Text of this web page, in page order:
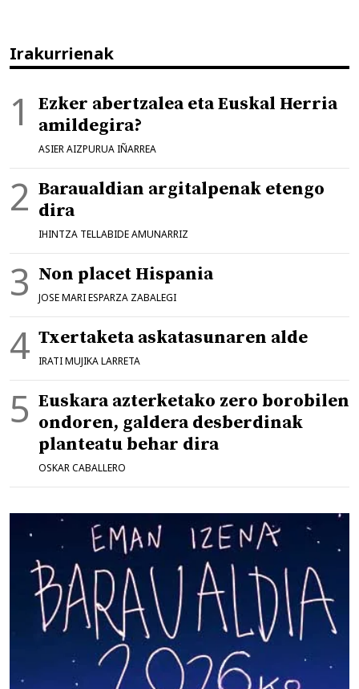
Irakurrienak
Ezker abertzalea eta Euskal Herria
amildegira?
ASIER AIZPURUA IÑARREA
Baraualdian argitalpenak etengo
dira
IHINTZA TELLABIDE AMUNARRIZ
Non placet Hispania
JOSE MARI ESPARZA ZABALEGI
Txertaketa askatasunaren alde
IRATI MUJIKA LARRETA
Euskara azterketako zero borobilen
ondoren, galdera desberdinak
planteatu behar dira
OSKAR CABALLERO